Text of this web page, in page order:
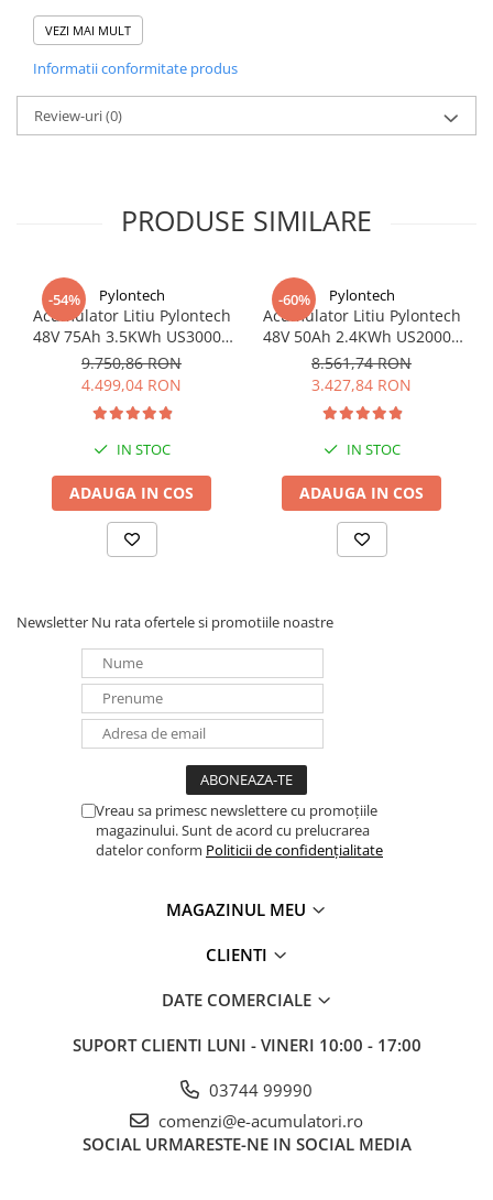
SPECIFICATIE TEHNICA
Ah Rating> 1000Ah
Dimensiuni (mm) 650x800x550
Greutate (kg) 175
Nr. De furnizor: 11882485-00 & 12036768-00
Tip baterie: Lithium Ion
Rata maxima de incarcare: 9500 W
VEZI MAI MULT
Informatii conformitate produs
Review-uri(0)
PRODUSE SIMILARE
-54% Pylontech
Acumulator Litiu Pylontech
48V 75Ah 3.5KWh US3000C
pentru sisteme fotovoltaice
9.750,86 RON
4.499,04 RON
IN STOC
ADAUGA IN COS
-60% Pylontech
Acumulator Litiu Pylontech
48V 50Ah 2.4KWh US2000C
pentru sisteme fotovoltaice
8.561,74 RON
3.427,84 RON
IN STOC
ADAUGA IN COS
Newsletter Nu rata ofertele si promotiile noastre
Vreau sa primesc newslettere cu promoțiile
magazinului. Sunt de acord cu prelucrarea
datelor conform Politicii de confidențialitate
MAGAZINUL MEU
CLIENTI
DATE COMERCIALE
SUPORT CLIENTI LUNI - VINERI 10:00 - 17:00
03744 99990
comenzi@e-acumulatori.ro
SOCIAL URMARESTE-NE IN SOCIAL MEDIA